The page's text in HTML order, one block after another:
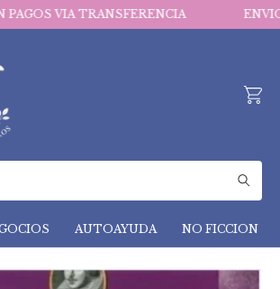
VIA TRANSFERENCIA ENVIOS
AUTOAYUDA NO FICCION